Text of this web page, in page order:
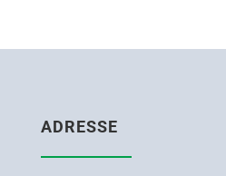
ADRESSE